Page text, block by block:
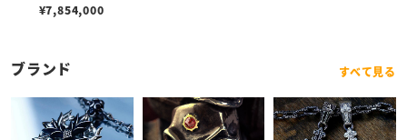
¥7,854,000
ブランド すべて見る